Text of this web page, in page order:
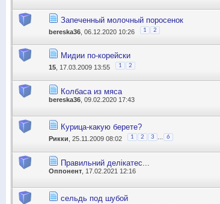
Запеченный молочный поросенок
bereska36 , 06.12.2020 10:26 1 2
Мидии по-корейски
15 , 17.03.2009 13:55 1 2
Колбаса из мяса
bereska36 , 09.02.2020 17:43
Курица-какую берете?
Рикки , 25.11.2009 08:02 1 2 3 6
Правильний делікатес...
Оппонент , 17.02.2021 12:16
сельдь под шубой